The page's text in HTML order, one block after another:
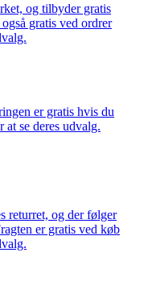
og tilbyder gratis
gratis ved ordrer
er gratis hvis du
se deres udvalg.
returret, og der følger
er gratis ved køb